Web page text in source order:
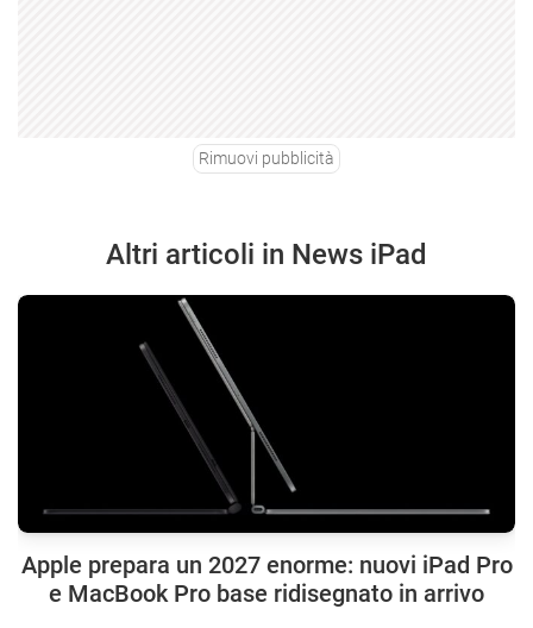
Rimuovi pubblicità
Altri articoli in News iPad
Apple prepara un 2027 enorme: nuovi iPad Pro
e MacBook Pro base ridisegnato in arrivo